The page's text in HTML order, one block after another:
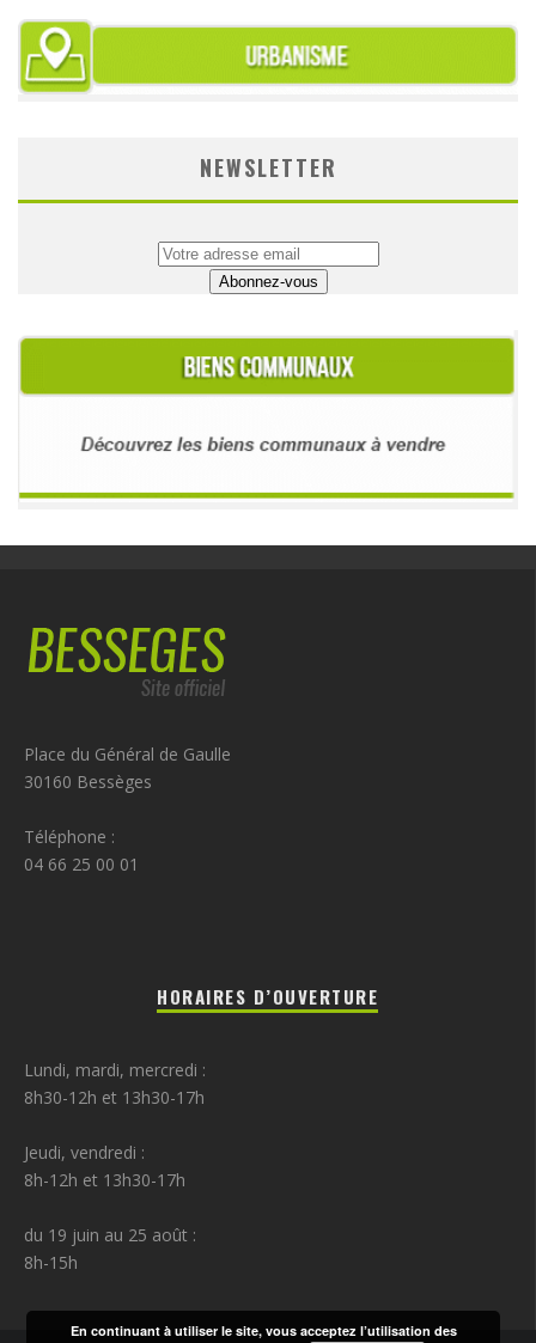
NEWSLETTER
Place du Général de Gaulle
30160 Bessèges
Téléphone :
04 66 25 00 01
HORAIRES D’OUVERTURE
Lundi, mardi, mercredi :
8h30-12h et 13h30-17h
Jeudi, vendredi :
8h-12h et 13h30-17h
du 19 juin au 25 août :
8h-15h
En continuant à utiliser le site, vous acceptez l’utilisation des